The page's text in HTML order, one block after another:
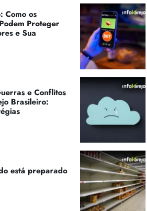
Como os
Proteger
e Sua
e Conflitos
Brasileiro:
está preparado